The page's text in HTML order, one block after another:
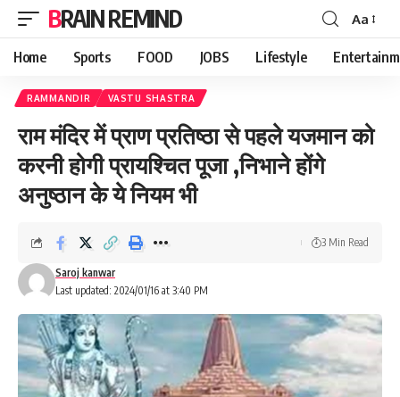
BRAIN REMIND
Font
Resizer
Aa
Home Sports FOOD JOBS Lifestyle
RAMMANDIR VASTU SHASTRA
राम मंदिर में प्राण प्रतिष्ठा से पहले यजमान को
करनी होगी प्रायश्चित पूजा ,निभाने होंगे
अनुष्ठान के ये नियम भी
Last updated: 2024/01/16 at 3:40 PM
Saroj kanwar
3 Min Read